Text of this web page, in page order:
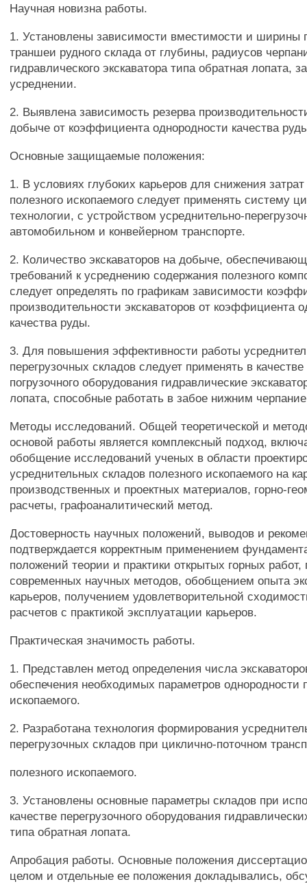
Научная новизна работы.
1. Установлены зависимости вместимости и ширины
траншеи рудного склада от глубины, радиусов
гидравлического экскаватора типа обратная лопата,
усреднении.
2. Выявлена зависимость резерва
добыче от коэффициента однородности качества
Основные защищаемые положения:
1. В условиях глубоких карьеров для снижения
полезного ископаемого следует применять систему
технологии, с устройством усреднительно-
автомобильном и конвейерном транспорте.
2. Количество экскаваторов на добыче,
требований к усреднению содержания полезного
следует определять по графикам зависимости
производительности экскаваторов от коэффициента
качества руды.
3. Для повышения эффективности работы
перегрузочных складов следует применять в
погрузочного оборудования гидравлические
лопата, способные работать в забое нижним
Методы исследований. Общей теоретической и
основой работы является комплексный подход,
обобщение исследований ученых в области
усреднительных складов полезного ископаемого на
производственных и проектных материалов, горно-
расчеты, графоаналитический метод.
Достоверность научных положений, выводов и
подтверждается корректным применением
положений теории и практики открытых горных
современных научных методов, обобщением опыта
карьеров, получением удовлетворительной
расчетов с практикой эксплуатации карьеров.
Практическая значимость работы.
1. Представлен метод определения числа
обеспечения необходимых параметров однородности
ископаемого.
2. Разработана технология формирования
перегрузочных складов при циклично-поточном
полезного ископаемого.
3. Установлены основные параметры складов при
качестве перегрузочного оборудования
типа обратная лопата.
Апробация работы. Основные положения
целом и отдельные ее положения докладывались,